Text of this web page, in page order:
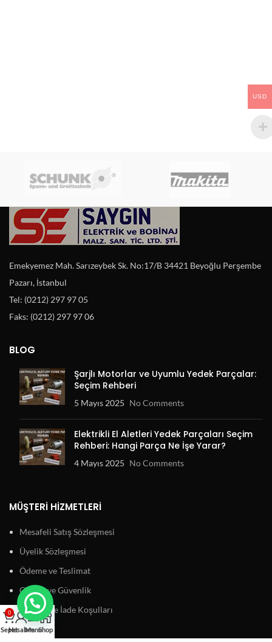
Emekyemez Mah. Sarızeybek Sk. No:17/B 34421 Beyoğlu Perşembe
Pazarı, İstanbul
Tel: (0212) 297 97 05
Faks: (0212) 297 97 06
BLOG
Şarjlı Motorlar ve Uyumlu Yedek Parçalar:
Seçim Rehberi
5 Mayıs 2025 No Comments
Elektrikli El Aletleri Yedek Parçaları Seçim
Rehberi: Hangi Parça Ne İşe Yarar?
4 Mayıs 2025 No Comments
MÜŞTERI HIZMETLERI
Mesafeli Satış Sözleşmesi
Üyelik Sözleşmesi
Ödeme ve Teslimat
Gizlilik ve Güvenlik
Garanti ve İade Koşulları
USD
0
SepetHesabımMenuShop